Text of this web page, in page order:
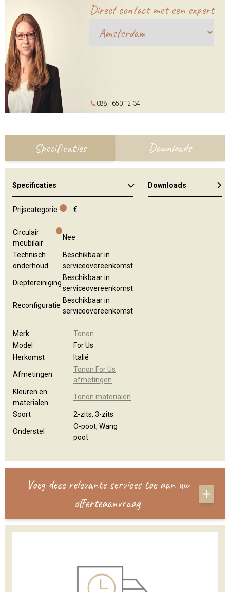
Direct contact met een expert
088 - 650 12 34
Specificaties Downloads
Specificaties
Prijscategorie i €
Circulair
meubilair
i
Nee
Technisch
onderhoud
Beschikbaar in
serviceovereenkomst
Dieptereiniging
Beschikbaar in
serviceovereenkomst
Reconfiguratie
Beschikbaar in
serviceovereenkomst
Merk
Tonon
Model
For Us
Herkomst
Italië
Afmetingen
Tonon For Us
afmetingen
Kleuren en
materialen
Tonon materialen
Soort 2-zits, 3-zits
Onderstel
O-poot, Wang
poot
Downloads
Voeg deze relevante services toe aan uw
offerteaanvraag